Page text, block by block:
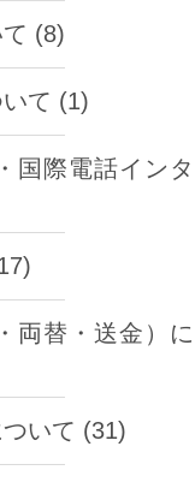
(8)
て (1)
国際電話イン
両替・送金）
いて (31)